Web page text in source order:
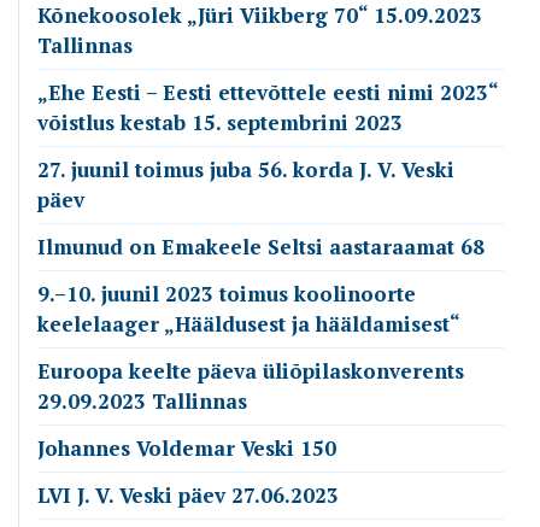
Kõnekoosolek „Jüri Viikberg 70“ 15.09.2023
Tallinnas
„Ehe Eesti – Eesti ettevõttele eesti nimi 2023“
võistlus kestab 15. septembrini 2023
27. juunil toimus juba 56. korda J. V. Veski
päev
Ilmunud on Emakeele Seltsi aastaraamat 68
9.–10. juunil 2023 toimus koolinoorte
keelelaager „Hääldusest ja hääldamisest“
Euroopa keelte päeva üliõpilaskonverents
29.09.2023 Tallinnas
Johannes Voldemar Veski 150
LVI J. V. Veski päev 27.06.2023